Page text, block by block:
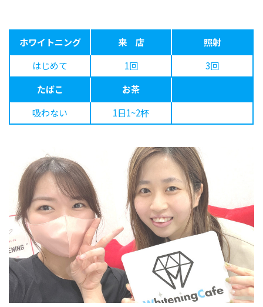
ホワイトニング 来 店
照射
はじめて
1回
3回
たばこ
お茶
吸わない
1日1~2杯